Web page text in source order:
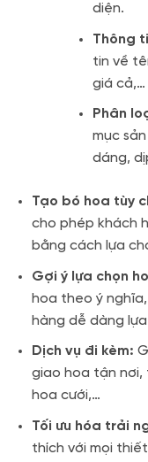
diện.
Thông
tin về
giá cả,…
Phân
mục
dáng,
Tạo bó hoa tùy
cho phép khách
bằng cách lựa
Gợi ý lựa chọn
hoa theo ý
hàng dễ dàng
Dịch vụ đi kèm:
giao hoa tận nơi,
hoa cưới,…
Tối ưu hóa trải
thích với mọi